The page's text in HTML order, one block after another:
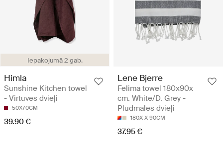
Iepakojumā 2 gab.
Himla
Sunshine Kitchen towel
- Virtuves dvieļi
50X70CM
39.90 €
Lene Bjerre
Felima towel 180x90x
cm. White/D. Grey -
Pludmales dvieļi
180X X 90CM
37.95 €